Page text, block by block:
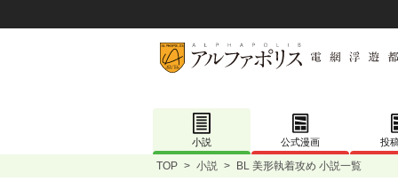
小説 公式漫画 投
TOP > 小説 > BL 美形執着攻め 小説一覧